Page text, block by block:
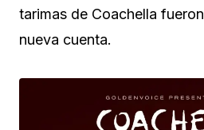
tarimas de Coachella fueron
nueva cuenta.